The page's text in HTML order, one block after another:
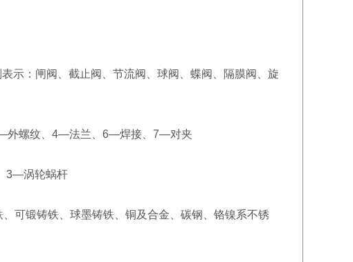
示：闸阀、截止阀、节流阀、球阀、蝶阀、隔膜阀、旋
外螺纹、4—法兰、6—焊接、7—对夹
3—涡轮蜗杆
可锻铸铁、球墨铸铁、铜及合金、碳钢、铬镍系不锈